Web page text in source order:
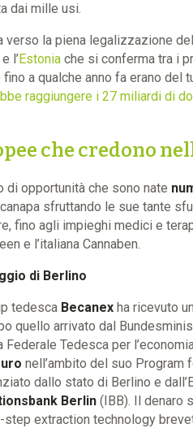
dai mille usi.
la piena legalizzazione
l’Estoniache si conferma tra i
a qualche anno fa erano
raggiungere i 27 miliardi di
che credono
di opportunità che sono nate
sfruttando le sue tante
fino agli impieghi medici e
e l’italiana Cannaben.
di Berlino
tedesca Becanexha ricevuto
quello arrivato dal
Tedesca per
nell’ambito del suo Program
dallo stato di Berlino e
Berlin(IBB). Il denaro
extraction technology